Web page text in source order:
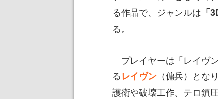
る作品で、ジャンルは 「
る。
プレイヤーは「レイヴ
るレイヴン （傭兵）とな
護衛や破壊工作、テロ鎮